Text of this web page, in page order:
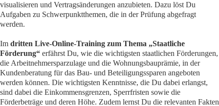
visualisieren und Vertragsänderungen anzubieten. Dazu löst Du
Aufgaben zu Schwerpunktthemen, die in der Prüfung abgefragt
werden.
Im dritten Live-Online-Training zum Thema „Staatliche
Förderung“ erfährst Du, wie die wichtigsten staatlichen Förderungen,
die Arbeitnehmersparzulage und die Wohnungsbauprämie, in der
Kundenberatung für das Bau- und Beteiligungssparen angeboten
werden können. Die wichtigsten Kenntnisse, die Du dabei erlangst,
sind dabei die Einkommensgrenzen, Sperrfristen sowie die
Förderbeträge und deren Höhe. Zudem lernst Du die relevanten Fakten